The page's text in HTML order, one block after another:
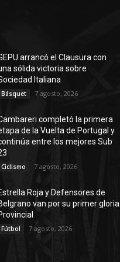
arrancó el Clausura con
sólida victoria sobre
Italiana
Básquet 7 agosto, 2026
completó la primera
de la Vuelta de Portugal y
entre los mejores Sub
Ciclismo 7 agosto, 2026
Roja y Defensores de
van por su primer gloria
Fútbol 7 agosto, 2026